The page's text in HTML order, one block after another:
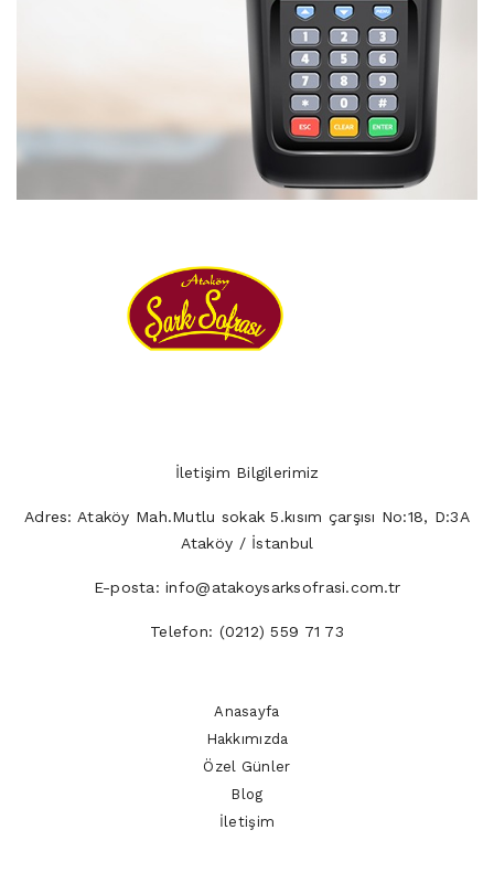
İletişim Bilgilerimiz
Adres: Ataköy Mah.Mutlu sokak 5.kısım çarşısı No:18, D:3A
Ataköy / İstanbul
E-posta: info@atakoysarksofrasi.com.tr
Telefon: (0212) 559 71 73
Anasayfa
Hakkımızda
Özel Günler
Blog
İletişim